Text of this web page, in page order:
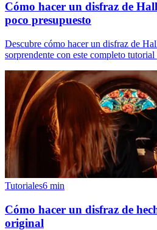
Cómo hacer un disfraz de
poco presupuesto
Descubre cómo hacer un disfraz de
sorprendente con este completo tutorial
Tutoriales6 min
Cómo hacer un disfraz de
original